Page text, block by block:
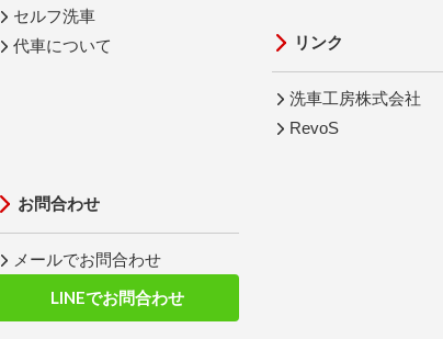
セルフ洗車
代車について
リンク
洗車工房株式会社
RevoS
お問合わせ
メールでお問合わせ
LINEでお問合わせ